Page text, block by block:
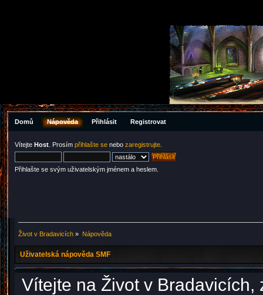
Domů Nápověda Přihlásit Registrovat
Vítejte Host . Prosím přihlašte se nebo zaregistrujte
Přihlašte se svým uživatelským jménem a heslem.
Život v Bradavicích » Nápověda
Uživatelská nápověda SMF
Vítejte na Život v